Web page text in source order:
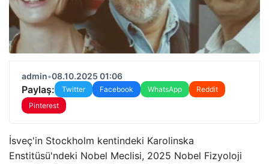
admin•08.10.2025 01:06
Paylaş: Twitter Facebook WhatsApp
Reddit
Pinterest
İsveç'in Stockholm kentindeki Karolinska
Enstitüsü'ndeki Nobel Meclisi, 2025 Nobel Fizyoloji